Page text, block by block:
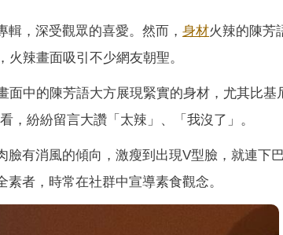
，深受觀眾的喜愛。然而， 身材火辣的陳芳
火辣畫面吸引不少網友朝聖。
面中的陳芳語大方展現緊實的身材，尤其比基
，紛紛留言大讚「太辣」、「我沒了」。
有消風的傾向，激瘦到出現V型臉，就連下
者，時常在社群中宣導素食觀念。